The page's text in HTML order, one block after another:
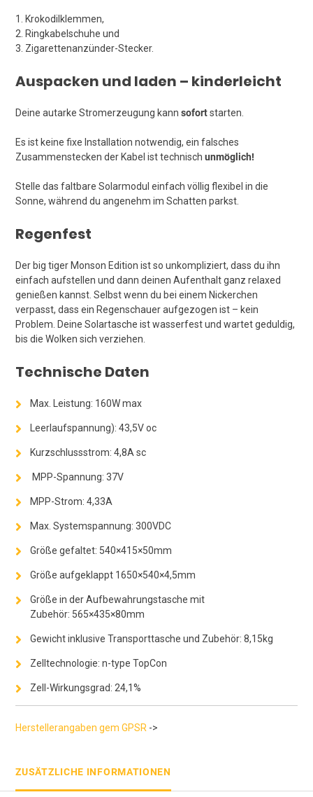
1. Krokodilklemmen,
2. Ringkabelschuhe und
3. Zigarettenanzünder-Stecker.
Auspacken und laden – kinderleicht
Deine autarke Stromerzeugung kann sofortstarten.
Es ist keine fixe Installation notwendig, ein falsches
Zusammenstecken der Kabel ist technischunmöglich!
Stelle das faltbare Solarmodul einfach völlig flexibel in die
Sonne, während du angenehm im Schatten parkst.
Regenfest
Der big tiger Monson Edition ist so unkompliziert, dass du ihn
einfach aufstellen und dann deinen Aufenthalt ganz relaxed
genießen kannst. Selbst wenn du bei einem Nickerchen
verpasst, dass ein Regenschauer aufgezogen ist – kein
Problem. Deine Solartasche ist wasserfest und wartet geduldig,
bis die Wolken sich verziehen.
Technische Daten
Max. Leistung: 160W max
Leerlaufspannung): 43,5V oc
Kurzschlussstrom: 4,8A sc
MPP-Spannung: 37V
MPP-Strom: 4,33A
Max. Systemspannung: 300VDC
Größe gefaltet: 540×415×50mm
Größe aufgeklappt 1650×540×4,5mm
Größe in der Aufbewahrungstasche mit
Zubehör: 565×435×80mm
Gewicht inklusive Transporttasche und Zubehör: 8,15kg
Zelltechnologie: n-type TopCon
Zell-Wirkungsgrad: 24,1%
Herstellerangaben gem GPSR ->
ZUSÄTZLICHE INFORMATIONEN